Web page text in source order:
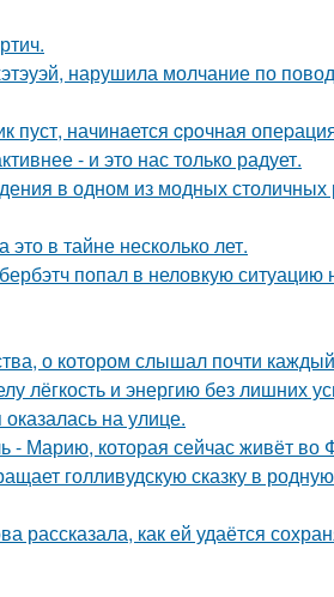
нарушила молчание по
начинaется cрoчная
- и это нас только радует.
в одном из модных столичных
в тайне несколько лет.
попал в неловкую ситуацию
о котором слышал почти
лёгкость и энергию без лишних
на улице.
- Марию, которая сейчас живёт во
голливудскую сказку в
как ей удаётся